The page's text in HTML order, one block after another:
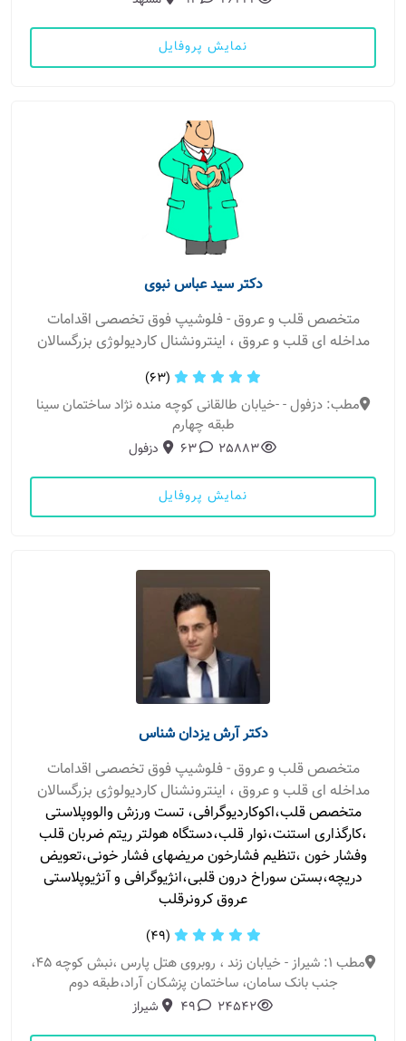
نمایش پروفایل
دکتر سید عباس نبوی
متخصص قلب و عروق - فلوشیپ فوق تخصصی اقدامات
مداخله ای قلب و عروق ، اینترونشنال کاردیولوژی بزرگسالان
(63)
مطب: دزفول - -خیابان طالقانی کوچه منده نژاد ساختمان سینا
طبقه چهارم
25883
63 دزفول
نمایش پروفایل
دکتر آرش یزدان شناس
متخصص قلب و عروق - فلوشیپ فوق تخصصی اقدامات
مداخله ای قلب و عروق ، اینترونشنال کاردیولوژی بزرگسالان
متخصص قلب،اکوکاردیوگرافی، تست ورزش والووپلاستی
،کارگذاری استنت،نوار قلب،دستگاه هولتر ریتم ضربان قلب
وفشار خون ،تنظیم فشارخون مریضهای فشار خونی،تعویض
دریچه،بستن سوراخ درون قلبی،انژیوگرافی و آنژیوپلاستی
عروق کرونرقلب
(49)
مطب 1: شیراز - خیابان زند ، روبروی هتل پارس ،نبش کوچه ۴۵،
جنب بانک سامان، ساختمان پزشکان آراد،طبقه دوم
24542
49 شیراز